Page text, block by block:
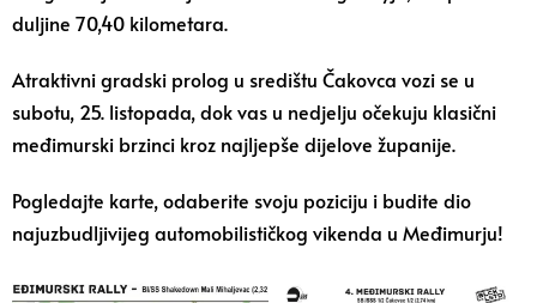
duljine 70,40 kilometara.
Atraktivni gradski prolog u središtu Čakovca vozi se u
subotu, 25. listopada, dok vas u nedjelju očekuju klasični
međimurski brzinci kroz najljepše dijelove županije.
Pogledajte karte, odaberite svoju poziciju i budite dio
najuzbudljivijeg automobilističkog vikenda u Međimurju!